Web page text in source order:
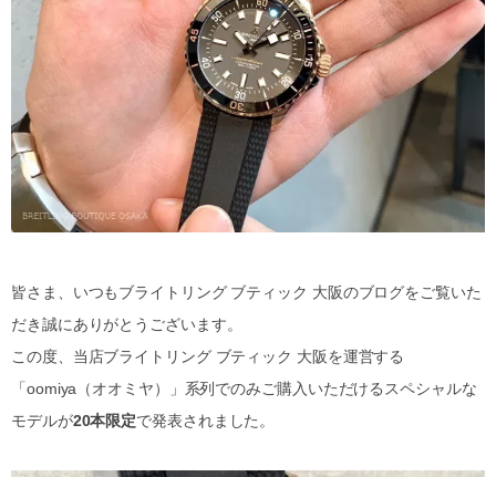
皆さま、いつもブライトリング ブティック 大阪のブログをご覧いた
だき誠にありがとうございます。
この度、当店ブライトリング ブティック 大阪を運営する
「oomiya（オオミヤ）」系列でのみご購入いただけるスペシャルな
モデルが20本限定で発表されました。